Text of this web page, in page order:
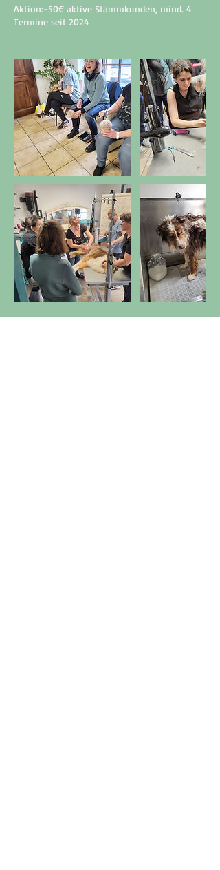
Aktion:-50€ aktive Stammkunden, mind. 4
Termine seit 2024